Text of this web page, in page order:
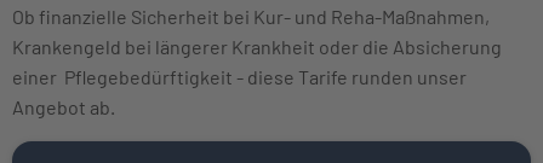
Ob finanzielle Sicherheit bei Kur- und Reha-Maßnahmen,
Krankengeld bei längerer Krankheit oder die Absicherung
einer Pflegebedürftigkeit - diese Tarife runden unser
Angebot ab.
Weiter zu Krankentagegeld für <br/>Zahnärzte